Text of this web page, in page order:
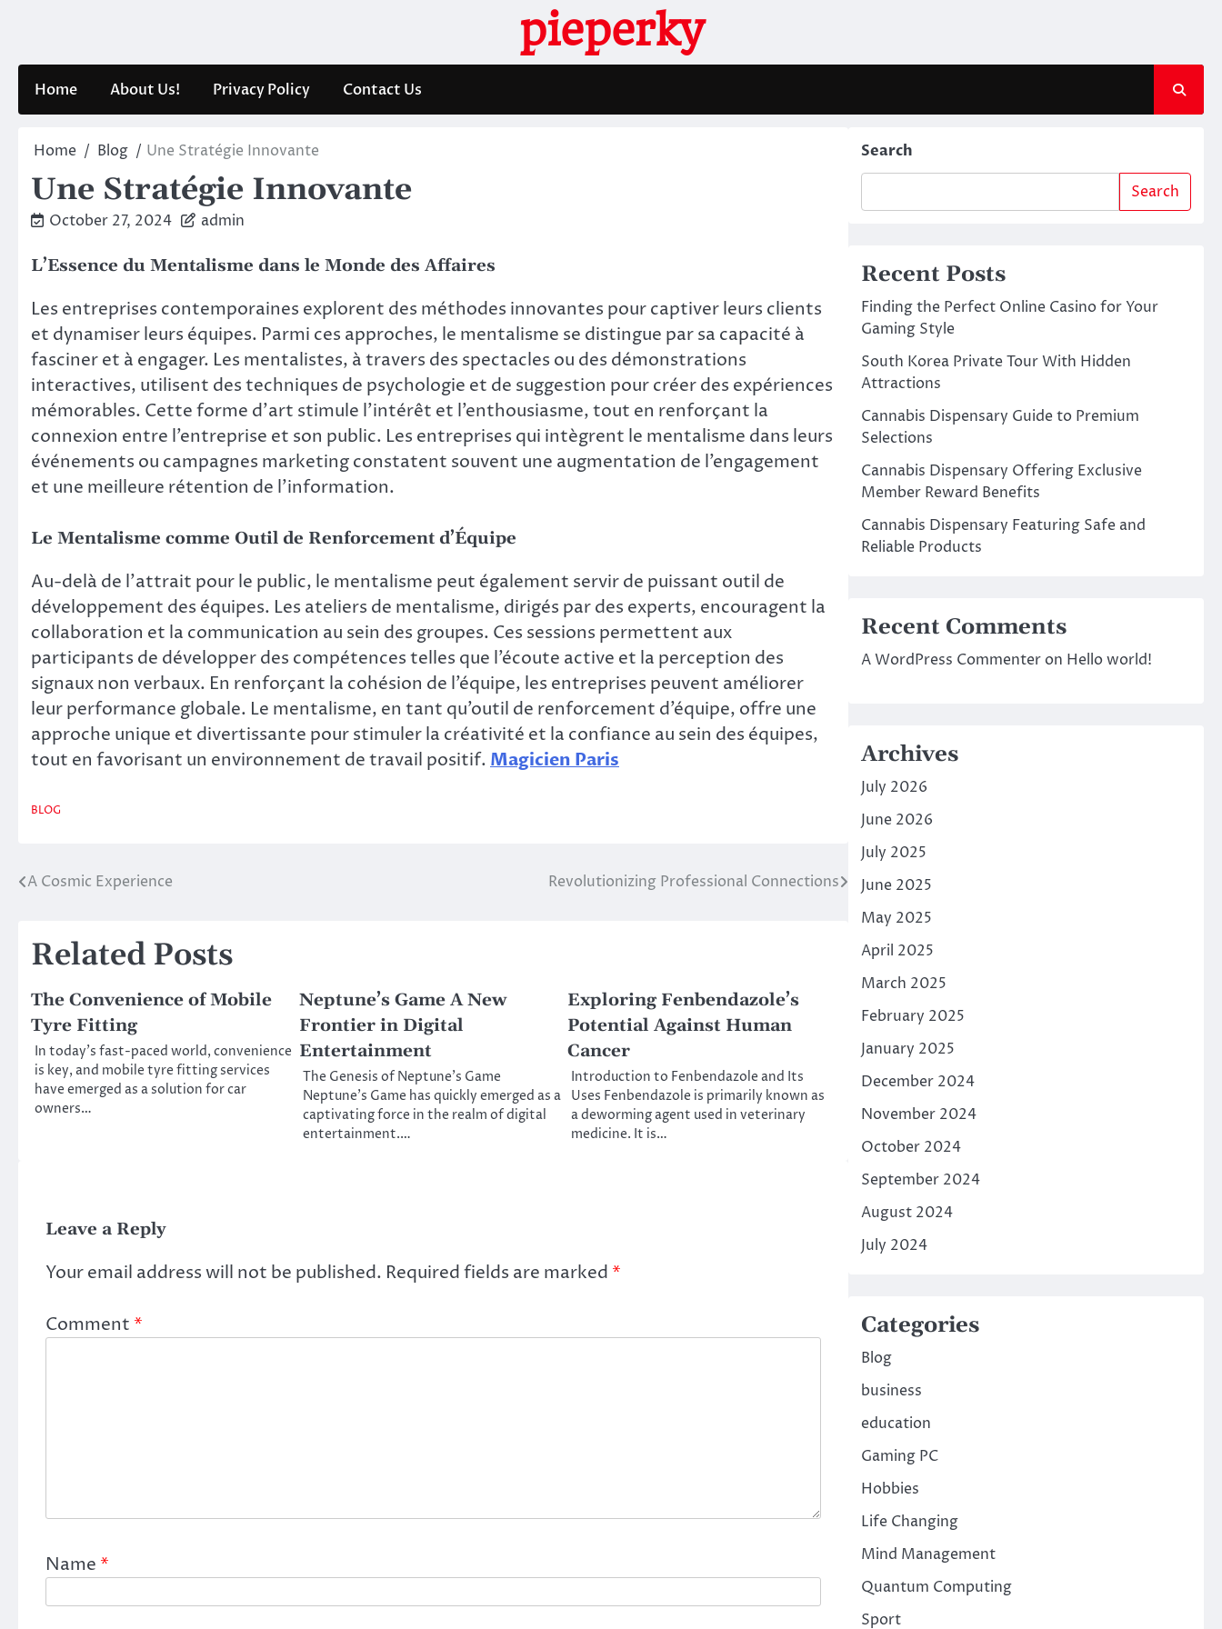
pieperky
Home About Us! Privacy Policy Contact Us
Home Blog Une Stratégie Innovante
Une Stratégie Innovante
October 27, 2024 admin
L’Essence du Mentalisme dans le Monde des Affaires
Les entreprises contemporaines explorent des méthodes innovantes pour captiver leurs clients
et dynamiser leurs équipes. Parmi ces approches, le mentalisme se distingue par sa capacité à
fasciner et à engager. Les mentalistes, à travers des spectacles ou des démonstrations
interactives, utilisent des techniques de psychologie et de suggestion pour créer des expériences
mémorables. Cette forme d’art stimule l’intérêt et l’enthousiasme, tout en renforçant la
connexion entre l’entreprise et son public. Les entreprises qui intègrent le mentalisme dans leurs
événements ou campagnes marketing constatent souvent une augmentation de l’engagement
et une meilleure rétention de l’information.
Le Mentalisme comme Outil de Renforcement d’Équipe
Au-delà de l’attrait pour le public, le mentalisme peut également servir de puissant outil de
développement des équipes. Les ateliers de mentalisme, dirigés par des experts, encouragent la
collaboration et la communication au sein des groupes. Ces sessions permettent aux
participants de développer des compétences telles que l’écoute active et la perception des
signaux non verbaux. En renforçant la cohésion de l’équipe, les entreprises peuvent améliorer
leur performance globale. Le mentalisme, en tant qu’outil de renforcement d’équipe, offre une
approche unique et divertissante pour stimuler la créativité et la confiance au sein des équipes,
tout en favorisant un environnement de travail positif. Magicien Paris
BLOG
Post
A Cosmic Experience Revolutionizing Professional Connections
Related Posts
The Convenience of Mobile
Tyre Fitting
In today’s fast-paced world, convenience
is key, and mobile tyre fitting services
have emerged as a solution for car
owners…
Neptune’s Game A New
Frontier in Digital
Entertainment
The Genesis of Neptune’s Game
Neptune’s Game has quickly emerged as a
captivating force in the realm of digital
entertainment.…
Exploring Fenbendazole’s
Potential Against Human
Cancer
Introduction to Fenbendazole and Its
Uses Fenbendazole is primarily known as
a deworming agent used in veterinary
medicine. It is…
Leave a Reply
Your email address will not be published. Required fields are marked *
Comment *
Name *
Search
Search
Recent Posts
Finding the Perfect Online Casino for Your
Gaming Style
South Korea Private Tour With Hidden
Attractions
Cannabis Dispensary Guide to Premium
Selections
Cannabis Dispensary Offering Exclusive
Member Reward Benefits
Cannabis Dispensary Featuring Safe and
Reliable Products
Recent Comments
A WordPress Commenteron Hello world!
Archives
July 2026
June 2026
July 2025
June 2025
May 2025
April 2025
March 2025
February 2025
January 2025
December 2024
November 2024
October 2024
September 2024
August 2024
July 2024
Categories
Blog
business
education
Gaming PC
Hobbies
Life Changing
Mind Management
Quantum Computing
Sport